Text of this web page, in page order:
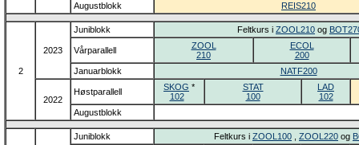
Augustblokk
REIS210
2
2023
Juniblokk Feltkurs i ZOOL210 og
Vårparallell
ZOOL
210
ECOL
200
Januarblokk
NATF200
2022
Høstparallell SKOG *
102
STAT
100
LAD
102
Augustblokk
Juniblokk Feltkurs i ZOOL100 ZOOL220 og